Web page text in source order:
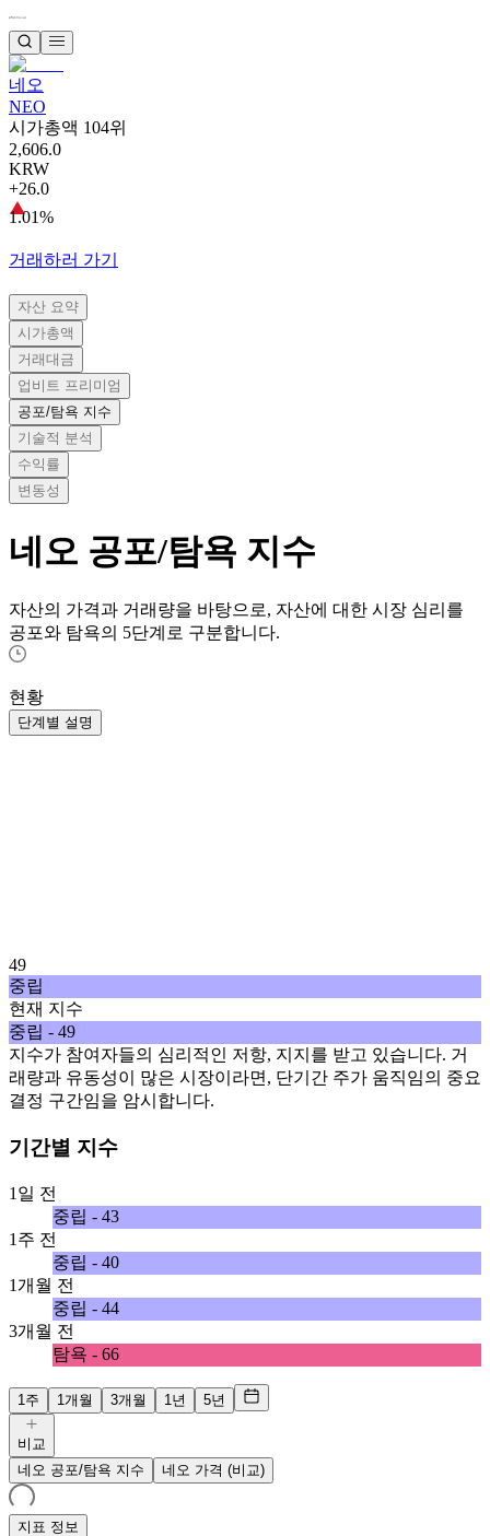
네오
NEO
시가총액 104위
2,606.0
KRW
+26.0
1.01%
거래하러 가기
자산 요약
시가총액
거래대금
업비트 프리미엄
공포/탐욕 지수
기술적 분석
수익률
변동성
네오 공포/탐욕 지수
자산의 가격과 거래량을 바탕으로, 자산에 대한 시장 심리를
공포와 탐욕의 5단계로 구분합니다.
현황
단계별 설명
49
중립
현재 지수
중립 - 49
지수가 참여자들의 심리적인 저항, 지지를 받고 있습니다. 거
래량과 유동성이 많은 시장이라면, 단기간 주가 움직임의 중요
결정 구간임을 암시합니다.
기간별 지수
1일 전
중립 - 43
1주 전
중립 - 40
1개월 전
중립 - 44
3개월 전
탐욕 - 66
1주 1개월 3개월 1년 5년
비교
네오 공포/탐욕 지수
네오 가격 (비교)
지표 정보